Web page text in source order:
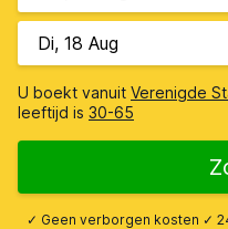
U boekt vanuit Verenigde
leeftijd is 30-65
✓ Geen verborgen kosten ✓